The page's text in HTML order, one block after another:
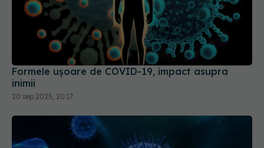
Formele ușoare de COVID-19, impact asupra
inimii
20 sep 2025, 20:17